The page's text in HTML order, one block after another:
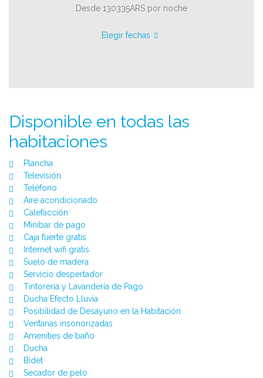
Desde 130335ARS por noche
Elegir fechas
Disponible en todas las
habitaciones
Plancha
Televisión
Teléfono
Aire acondicionado
Calefacción
Minibar de pago
Caja fuerte gratis
Internet wifi gratis
Suelo de madera
Servicio despertador
Tintorería y Lavandería de Pago
Ducha Efecto Lluvia
Posibilidad de Desayuno en la Habitación
Ventanas insonorizadas
Amenities de baño
Ducha
Bidet
Secador de pelo